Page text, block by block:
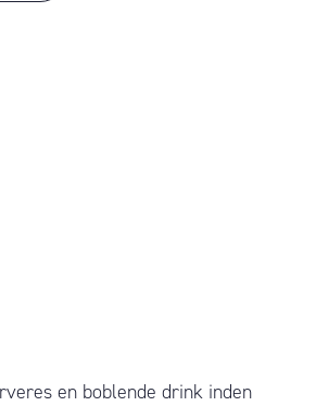
en boblende drink inden